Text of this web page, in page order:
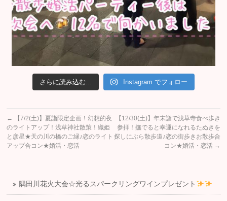
さらに読み込む... Instagram でフォロー
←
【7/2(土)】夏詣限定企画！幻想的夜
のライトアップ！浅草神社散策！織姫
と彦星★天の川の橋のご縁♪恋のライト
アップ合コン★婚活・恋活
【12/30(土)】年末詣で浅草寺食べ歩き
参拝！撫でると幸運になれるたぬきを
探しにぶら散歩道♪恋の街歩きお散歩合
コン★婚活・恋活 →
隅田川花火大会☆光るスパークリングワインプレゼント